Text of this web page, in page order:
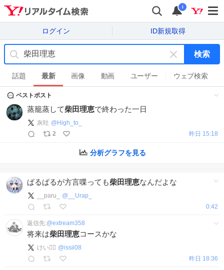
i
ログイン ID新規取得
キ
ー
ワ
検索
話題 最新 画像 動画 ユーザー ウェブ検索
ベストポスト
蒸籠蒸して柴田理恵で終わった一日
灰吐 @ High_to_
2
昨日 15:18
分析グラフを見る
ぱるぱるが方言喋っても柴田理恵なんだよな
__paru_ @ __Urap_
0:42
返信先:@extream358
将来は柴田理恵コースかな
けい🏴‍☠️ @issii08
昨日 18:36